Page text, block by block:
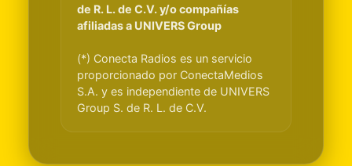
de R. L. de C.V. y/o compañías
afiliadas a UNIVERS Group
(*) Conecta Radios es un servicio
proporcionado por ConectaMedios
S.A. y es independiente de UNIVERS
Group S. de R. L. de C.V.